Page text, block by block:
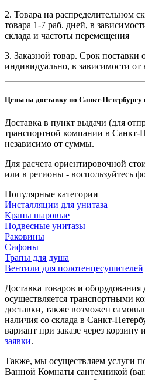
2. Товара на распределительном
товара 1-7 раб. дней, в
склада и частоты перемещения
3. Заказной товар. Срок поставки
индивидуально, в зависимости от
Цены на доставку по Санкт-
Доставка в пункт выдачи (для
транспортной компании в Санкт-
независимо от суммы.
Для расчета ориентировочной
или в регионы - воспользуйтесь
Популярные категории
Инсталляции для унитаза
Краны шаровые
Подвесные унитазы
Раковины
Сифоны
Трапы для душа
Вентили для полотенцесушителей
Доставка товаров и
осуществляется транспортными
доставки, также возможен
наличия со склада в Санкт-
вариант при заказе через
заявки.
Также, мы осуществляем услуги
Ванной Комнаты сантехникой